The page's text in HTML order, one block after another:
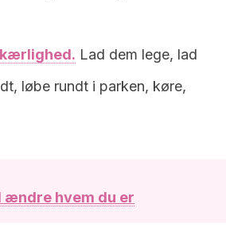
Lad dem lege, lad
løbe rundt i parken, køre,
hvem du er